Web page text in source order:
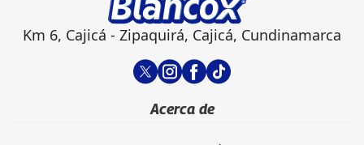
Km 6, Cajicá - Zipaquirá, Cajicá, Cundinamarca
Acerca de